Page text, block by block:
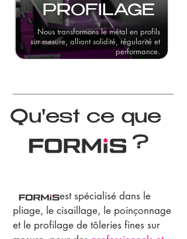
PROFILAGE
Nous transformons le métal en profils
sur mesure, alliant solidité, régularité et
performance.
Qu'est ce que
?
est spécialisé dans le
pliage, le cisaillage, le poinçonnage
et le profilage de tôleries fines sur